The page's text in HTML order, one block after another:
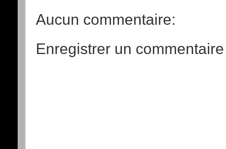
Aucun commentaire:
Enregistrer un commentaire